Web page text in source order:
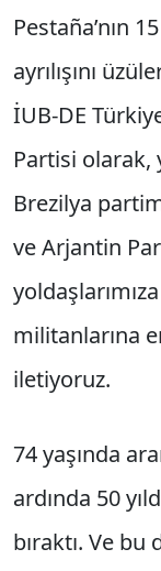
Pestaña’nın
ayrılışını
İUB-DE
Partisi olarak,
Brezilya
ve Arjantin
militanlarına
iletiyoruz.
74 yaşında
ardında 50
bıraktı. Ve